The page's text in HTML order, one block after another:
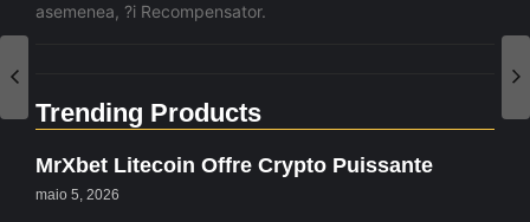
asemenea, ?i Recompensator.
Trending Products
MrXbet Litecoin Offre Crypto Puissante
maio 5, 2026